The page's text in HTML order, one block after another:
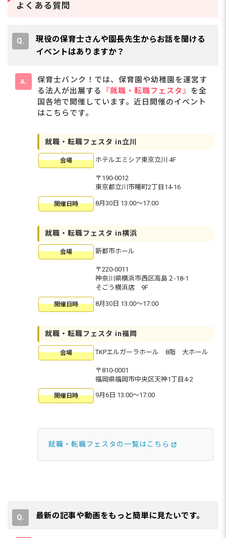
よくある質問
現役の保育士さんや園長先生からお話を聞ける
イベントはありますか？
保育士バンク！では、保育園や幼稚園を運営す
る法人が出展する
『就職・転職フェスタ』 を全
国各地で開催しています。近日開催のイベント
はこちらです。
就職・転職フェスタ in立川
会場 ホテルエミシア東京立川 4F
〒190-0012
東京都立川市曙町2丁目14-16
開催日時 8月30日 13:00〜17:00
就職・転職フェスタ in横浜
会場 新都市ホール
〒220-0011
神奈川県横浜市西区高島２-18-1
そごう横浜店 9F
開催日時 8月30日 13:00〜17:00
就職・転職フェスタ in福岡
会場 TKPエルガーラホール 8階 大ホール
〒810-0001
福岡県福岡市中央区天神1丁目4-2
開催日時 9月6日 13:00〜17:00
就職・転職フェスタの一覧はこちら
最新の記事や動画をもっと簡単に見たいです。